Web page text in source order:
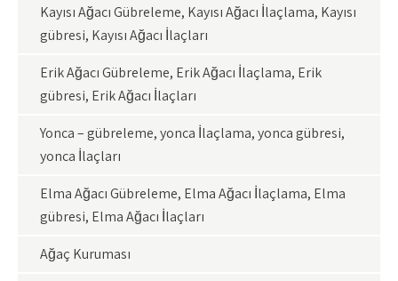
Kayısı Ağacı Gübreleme, Kayısı Ağacı İlaçlama, Kayısı
gübresi, Kayısı Ağacı İlaçları
Erik Ağacı Gübreleme, Erik Ağacı İlaçlama, Erik
gübresi, Erik Ağacı İlaçları
Yonca – gübreleme, yonca İlaçlama, yonca gübresi,
yonca İlaçları
Elma Ağacı Gübreleme, Elma Ağacı İlaçlama, Elma
gübresi, Elma Ağacı İlaçları
Ağaç Kuruması